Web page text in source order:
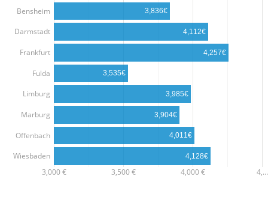
3,000 € 3,500 € 4,000 € 4,…
Bensheim
Darmstadt
Frankfurt
Fulda
Limburg
Marburg
Offenbach
Wiesbaden
3,836€
4,112€
4,257€
3,535€
3,985€
3,904€
4,011€
4,128€